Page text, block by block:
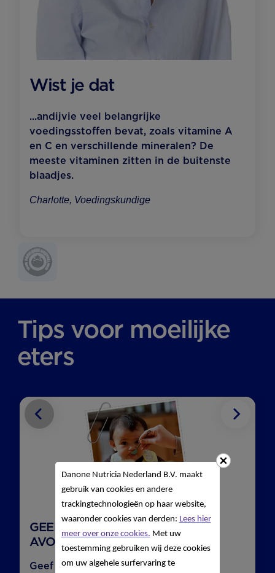
Wist je dat
...andijvie veel belangrijke
voedingsstoffen bevat, zoals vitamine A
en C en verschillende mineralen? De
meeste vitaminen zitten in de buitenste
blaadjes.
Charlotte, Voedingskundige
Tips voor moeilijke
eters
Vorige
GEEF JE KINDJE NIET ALLEEN ’S
AVONDS GROENTE.
Geef je kindje niet alleen ’s avonds
Danone Nutricia Nederland B.V. maakt
gebruik van cookies en andere
trackingtechnologieën op haar website,
waaronder cookies van derden: Lees hier
meer over onze cookies. Met uw
toestemming gebruiken wij deze cookies
om uw algehele surfervaring te